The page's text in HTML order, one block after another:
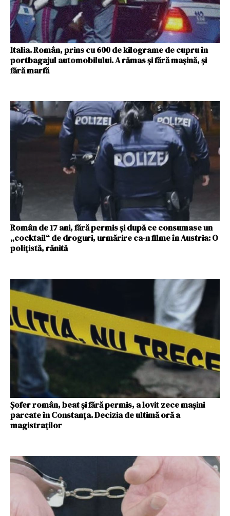
Italia. Român, prins cu 600 de kilograme de cupru în
portbagajul automobilului. A rămas și fără mașină, și
fără marfă
Român de 17 ani, fără permis și după ce consumase un
„cocktail“ de droguri, urmărire ca-n filme în Austria: O
polițistă, rănită
Șofer român, beat și fără permis, a lovit zece mașini
parcate în Constanța. Decizia de ultimă oră a
magistraților